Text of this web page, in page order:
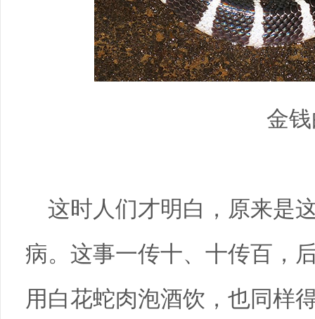
金
这时人们才明白，原来是
病。这事一传十、十传百，
用白花蛇肉泡酒饮，也同样